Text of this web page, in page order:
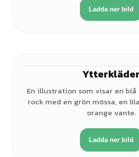
Ladda ner bild
Ytterkläder
En illustration som visar en
rock med en grön mössa, en
orange vante.
Ladda ner bild